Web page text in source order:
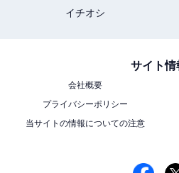
イチオシ
サイト情
会社概要
プライバシーポリシー
当サイトの情報についての注意